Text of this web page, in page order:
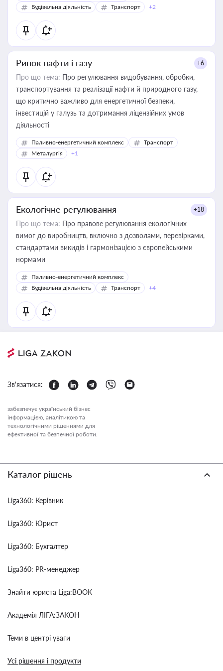
Будівельна діяльність
Транспорт +2
Ринок нафти і газу +6
Про що тема: Про регулювання видобування, обробки,
транспортування та реалізації нафти й природного газу,
що критично важливо для енергетичної безпеки,
інвестицій у галузь та дотримання ліцензійних умов
діяльності
Паливно-енергетичний комплекс
Транспорт
Металургія
+1
Екологічне регулювання +18
Про що тема: Про правове регулювання екологічних
вимог до виробництв, включно з дозволами, перевірками,
стандартами викидів і гармонізацією з європейськими
нормами
Паливно-енергетичний комплекс
Будівельна діяльність
Транспорт +4
Зв'язатися:
забезпечує український бізнес
інформацією, аналітикою та
технологічними рішеннями для
ефективної та безпечної роботи.
Каталог рішень
Liga360: Керівник
Liga360: Юрист
Liga360: Бухгалтер
Liga360: PR-менеджер
Знайти юриста Liga:BOOK
Академія ЛІГА:ЗАКОН
Теми в центрі уваги
Усі рішення і продукти